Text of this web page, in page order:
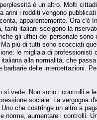
è un altro. Molti
anni i redditi vengono
apparentemente. Ora c'è
tanti italiani scelgono la
gli uffici del personale
più di tutti sono scocciati
le migliaia di professionisti
alla normalità, che
barbarie delle intercettazioni.
si vede. Non sono i controlli e
sociale. La vergogna
che costringe un altro a
norme, aumentare i controlli.